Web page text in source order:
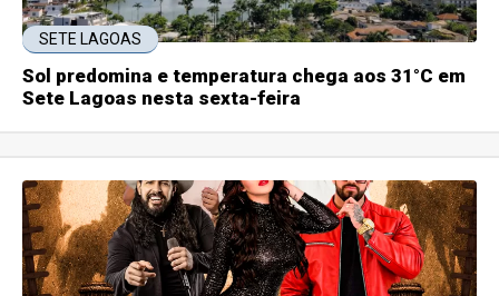
SETE LAGOAS
Sol predomina e temperatura chega aos 31°C em
Sete Lagoas nesta sexta-feira